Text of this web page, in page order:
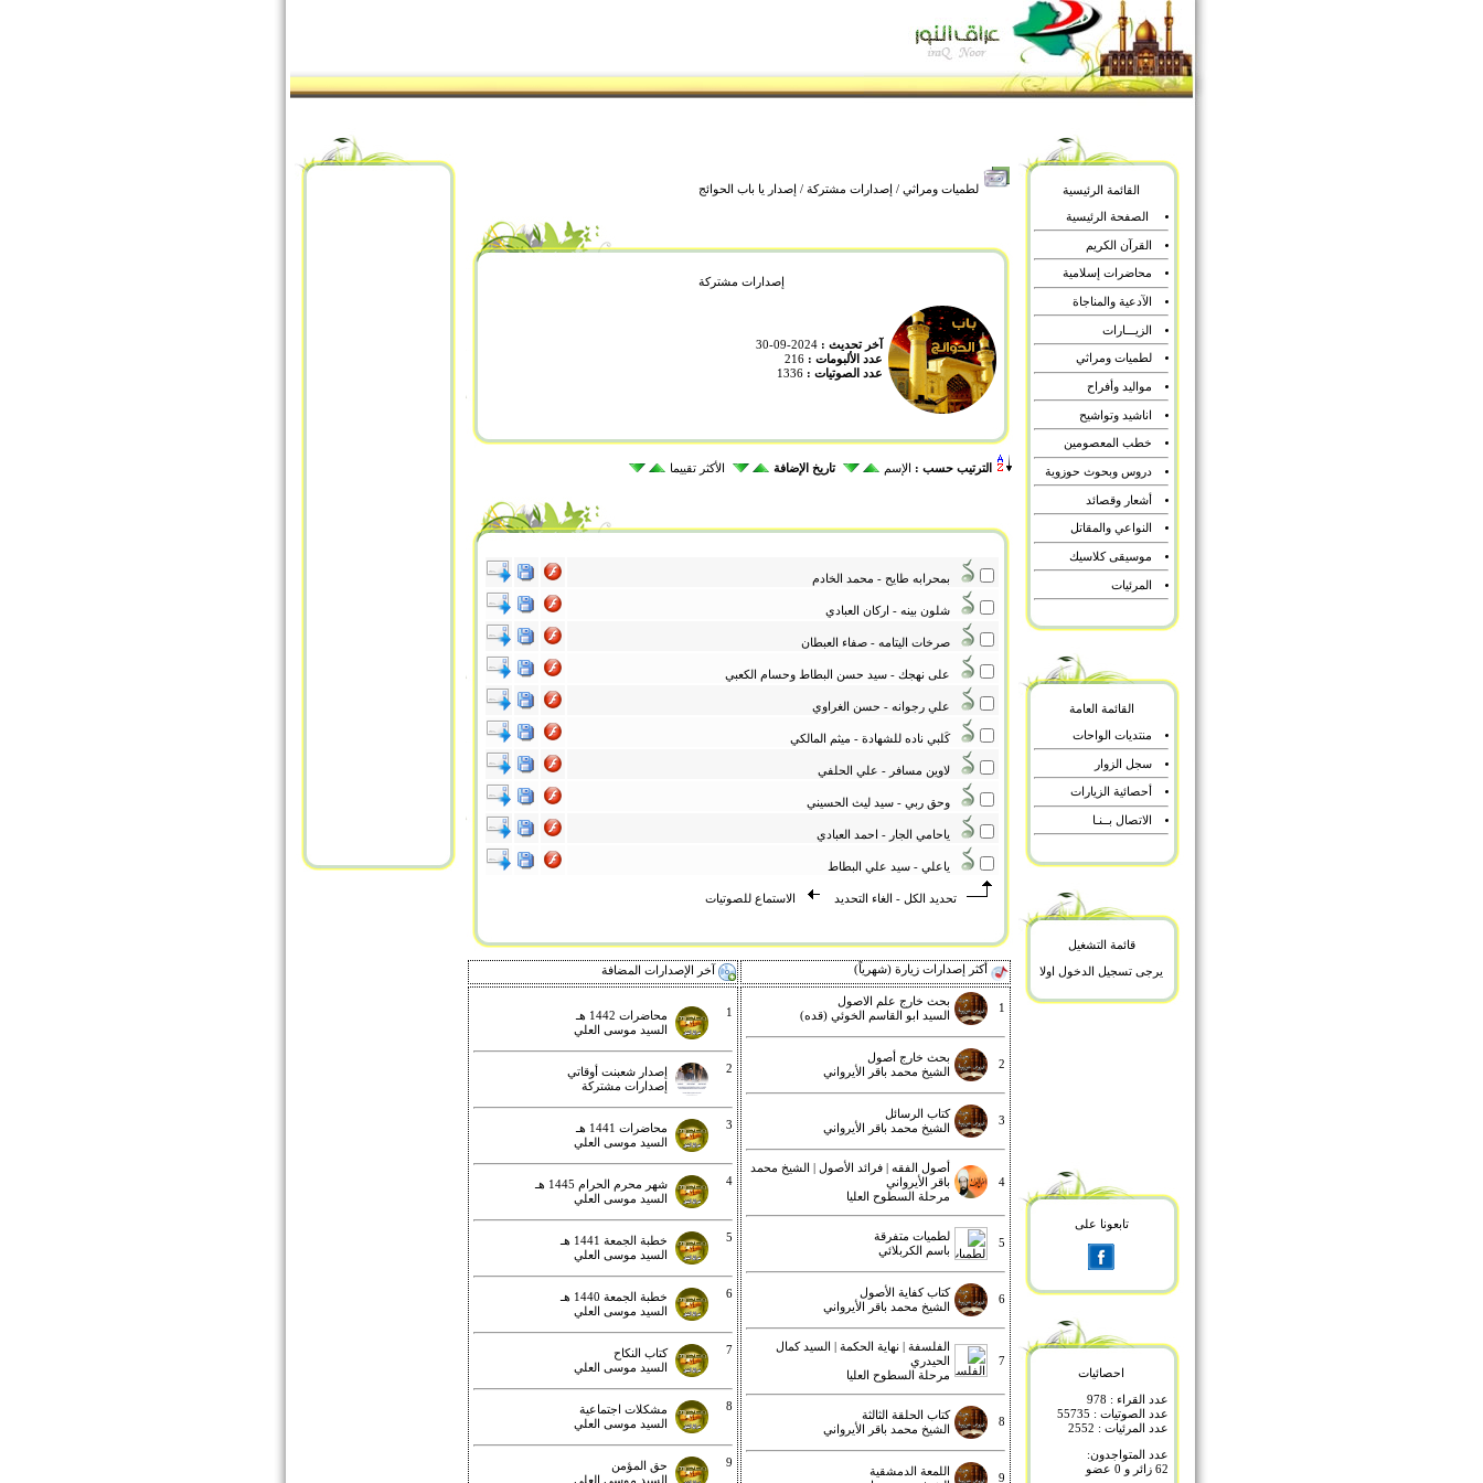
لطميات ومراثي / إصدارات مشتركة / إصدار يا باب الحوائج
إصدارات مشتركة
آخر تحديث : 2024-09-30
عدد الألبومات : 216
عدد الصوتيات : 1336
الترتيب حسب : الإسم تاريخ الإضافة الأكثر تقييما
بمحرابه طايح - محمد الخادم
شلون بينه - اركان العبادي
صرخات اليتامه - صفاء العبطان
على نهجك - سيد حسن البطاط وحسام الكعبي
علي رجوانه - حسن الغراوي
كَلبي ناده للشهادة - ميثم المالكي
لاوين مسافر - علي الحلفي
وحق ربي - سيد ليث الحسيني
ياحامي الجار - احمد العبادي
ياعلي - سيد علي البطاط
تحديد الكل - الغاء التحديد الاستماع للصوتيات
أكثر إصدارات زيارة (شهرياً) آخر الإصدارات المضافة
1
بحث خارج علم الاصول
السيد ابو القاسم الخوئي (قده)
2
بحث خارج أصول
الشيخ محمد باقر الأيرواني
3
كتاب الرسائل
الشيخ محمد باقر الأيرواني
4
أصول الفقه | فرائد الأصول | الشيخ محمد
باقر الأيرواني
مرحلة السطوح العليا
5
لطميات متفرقة
باسم الكربلائي
6
كتاب كفاية الأصول
الشيخ محمد باقر الأيرواني
7
الفلسفة | نهاية الحكمة | السيد كمال
الحيدري
مرحلة السطوح العليا
8
كتاب الحلقة الثالثة
الشيخ محمد باقر الأيرواني
9
اللمعة الدمشقية
1
محاضرات 1442 هـ
السيد موسى العلي
2
إصدار شعبنت أوقاتي
إصدارات مشتركة
3
محاضرات 1441 هـ
السيد موسى العلي
4
شهر محرم الحرام 1445 هـ
السيد موسى العلي
5
خطبة الجمعة 1441 هـ
السيد موسى العلي
6
خطبة الجمعة 1440 هـ
السيد موسى العلي
7
كتاب النكاح
السيد موسى العلي
8
مشكلات اجتماعية
السيد موسى العلي
9
حق المؤمن
القائمة الرئيسية
الصفحة الرئيسية
القرآن الكريم
محاضرات إسلامية
الآدعية والمناجاة
الزيـــارات
لطميات ومراثي
مواليد وأفراح
اناشيد وتواشيح
خطب المعصومين
دروس وبحوث حوزوية
أشعار وقصائد
النواعي والمقاتل
موسيقى كلاسيك
المرئيات
القائمة العامة
منتديات الواحات
سجل الزوار
أحصائية الزيارات
الاتصال بــنـا
قائمة التشغيل
يرجى تسجيل الدخول اولا
تابعونا على
احصائيات
عدد القراء : 978
عدد الصوتيات : 55735
عدد المرئيات : 2552
عدد المتواجدون:
62 زائر و 0 عضو